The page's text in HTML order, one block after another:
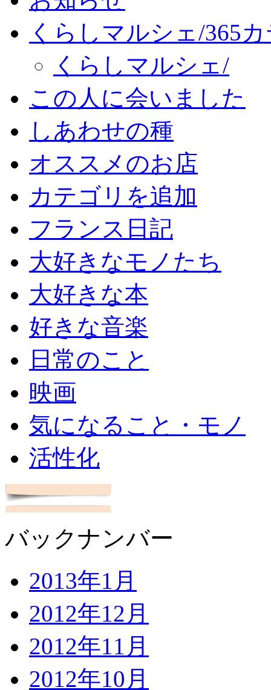
くらしマルシェ/365
くらしマルシェ/
この人に会いました
しあわせの種
オススメのお店
カテゴリを追加
フランス日記
大好きなモノたち
大好きな本
好きな音楽
日常のこと
映画
気になること・モノ
活性化
バックナンバー
2013年1月
2012年12月
2012年11月
2012年10月